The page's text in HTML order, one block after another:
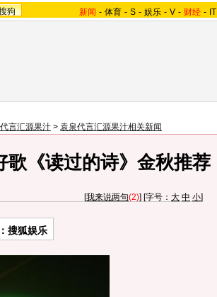
狗 新闻 - 体育 - S - 娱乐 - V - 财经 - IT
言汇源果汁 > 袁泉代言汇源果汁相关新闻
歌《读过的诗》金秋推荐
[我来说两句(2)] [字号： 大 中 小]
搜狐娱乐